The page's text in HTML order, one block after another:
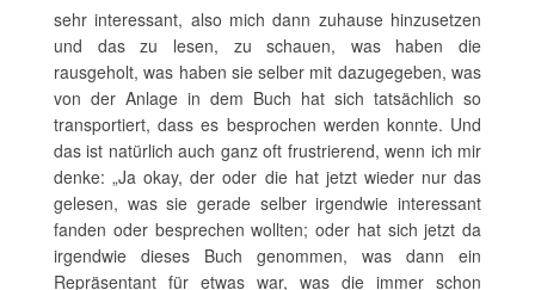
sehr interessant, also mich dann zuhause hinzusetzen
und das zu lesen, zu schauen, was haben die
rausgeholt, was haben sie selber mit dazugegeben, was
von der Anlage in dem Buch hat sich tatsächlich so
transportiert, dass es besprochen werden konnte. Und
das ist natürlich auch ganz oft frustrierend, wenn ich mir
denke: „Ja okay, der oder die hat jetzt wieder nur das
gelesen, was sie gerade selber irgendwie interessant
fanden oder besprechen wollten; oder hat sich jetzt da
irgendwie dieses Buch genommen, was dann ein
Repräsentant für etwas war, was die immer schon